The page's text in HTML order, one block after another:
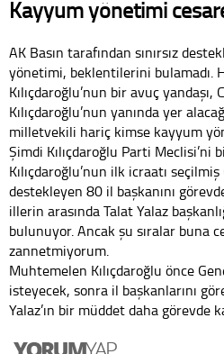
Kayyum yönetimi
AK Basın tarafından sınırsız
yönetimi, beklentilerini bulamadı.
Kılıçdaroğlu’nun bir avuç yandaşı,
Kılıçdaroğlu’nun yanında yer
milletvekili hariç kimse kayyum
Şimdi Kılıçdaroğlu Parti Meclisi’ni
Kılıçdaroğlu’nun ilk icraatı
destekleyen 80 il başkanını
illerin arasında Talat Yalaz
bulunuyor. Ancak şu sıralar buna
zannetmiyorum.
Muhtemelen Kılıçdaroğlu önce
isteyecek, sonra il başkanlarını
Yalaz’ın bir müddet daha görevde